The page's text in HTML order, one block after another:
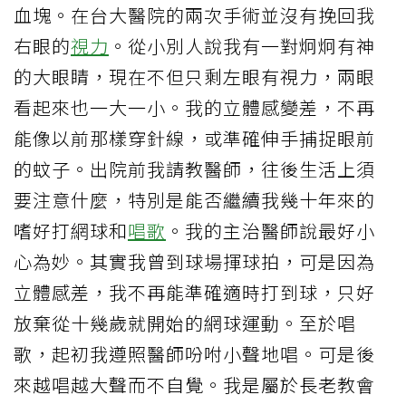
血塊。在台大醫院的兩次手術並沒有挽回我
右眼的視力 。從小別人說我有一對炯炯有神
的大眼睛，現在不但只剩左眼有視力，兩眼
看起來也一大一小。我的立體感變差，不再
能像以前那樣穿針線，或準確伸手捕捉眼前
的蚊子。出院前我請教醫師，往後生活上須
要注意什麼，特別是能否繼續我幾十年來的
嗜好打網球和唱歌 。我的主治醫師說最好小
心為妙。其實我曾到球場揮球拍，可是因為
立體感差，我不再能準確適時打到球，只好
放棄從十幾歲就開始的網球運動。至於唱
歌，起初我遵照醫師吩咐小聲地唱。可是後
來越唱越大聲而不自覺。我是屬於長老教會